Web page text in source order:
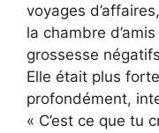
voyages
la chambre
grossesse
Elle était plus
profondément,
« C’est ce que tu